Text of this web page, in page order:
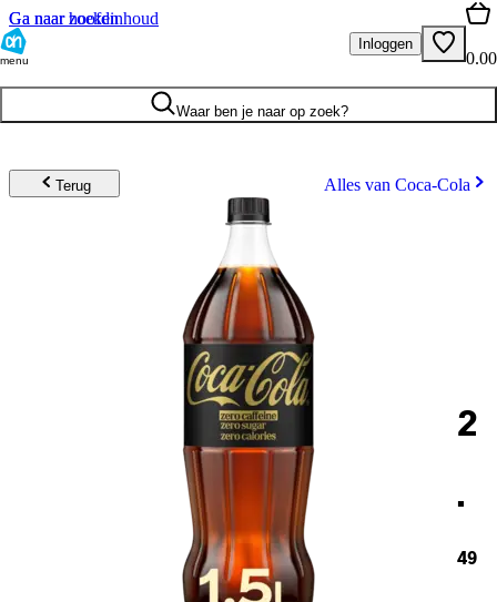
Ga naar hoofdinhoud
Ga naar zoeken
menu
Inloggen
0.00
Waar ben je naar op zoek?
Terug Alles van Coca-Cola
2
.
49